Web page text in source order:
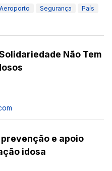
Aeroporto Segurança País
Não Tem
e apoio
idosa